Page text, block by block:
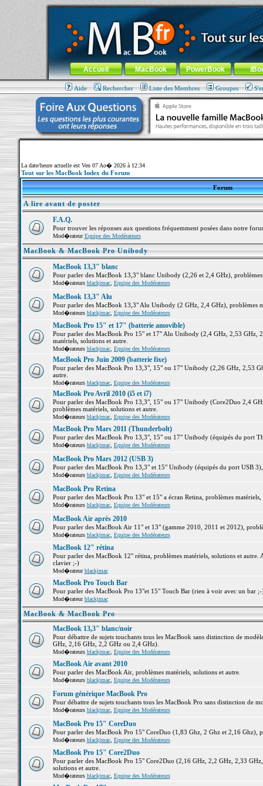
MacBook-fr.com : 100% Apple... 100% nomade !
Aller au contenu-Aller au menu général-Aller au menu de
Menu général
Accueil MacBook PowerBook
Aide Rechercher Liste des Membres Groupes
La date/heure actuelle est Ven 07 Ao� 2026 à 12:34
Tout sur les MacBook Index du Forum
Forum
A lire avant de poster
F.A.Q.
Pour trouver les réponses aux questions fréquemment posées dans notre
Mod�rateurEquipe des Modérateurs
MacBook & MacBook Pro Unibody
MacBook 13,3" blanc
Pour parler des MacBook 13,3" blanc Unibody (2,26 et 2,4 GHz),
Mod�rateurs blackjmac, Equipe des Modérateurs
MacBook 13,3" Alu
Pour parler des MacBook 13,3" Alu Unibody (2 GHz, 2,4 GHz), problèmes
Mod�rateurs blackjmac, Equipe des Modérateurs
MacBook Pro 15" et 17" (batterie amovible)
Pour parler des MacBook Pro 15" et 17" Alu Unibody (2,4 GHz, 2,53 GHz,
matériels, solutions et autre.
Mod�rateurs blackjmac, Equipe des Modérateurs
MacBook Pro Juin 2009 (batterie fixe)
Pour parler des MacBook Pro 13,3", 15" ou 17" Unibody (2,26 GHz, 2,53
autre.
Mod�rateurs blackjmac, Equipe des Modérateurs
MacBook Pro Avril 2010 (i5 et i7)
Pour parler des MacBook Pro 13,3", 15" ou 17" Unibody (Core2Duo 2,4
problèmes matériels, solutions et autre.
Mod�rateurs blackjmac, Equipe des Modérateurs
MacBook Pro Mars 2011 (Thunderbolt)
Pour parler des MacBook Pro 13,3", 15" ou 17" Unibody (équipés du port
Mod�rateurs blackjmac, Equipe des Modérateurs
MacBook Pro Mars 2012 (USB 3)
Pour parler des MacBook Pro 13,3" et 15" Unibody (équipés du port USB
Mod�rateurs blackjmac, Equipe des Modérateurs
MacBook Pro Retina
Pour parler des MacBook Pro 13" et 15" a écran Retina, problèmes matériels,
Mod�rateurs blackjmac, Equipe des Modérateurs
MacBook Air après 2010
Pour parler des MacBook Air 11" et 13" (gamme 2010, 2011 et 2012),
Mod�rateurs blackjmac, Equipe des Modérateurs
MacBook 12" rétina
Pour parler des MacBook 12" rétina, problèmes matériels, solutions et
clavier ;-)
Mod�rateurblackjmac
MacBook Pro Touch Bar
Pour parler des MacBook Pro 13"et 15" Touch Bar (rien à voir avec un bar
Mod�rateurblackjmac
MacBook & MacBook Pro
MacBook 13,3" blanc/noir
Pour débattre de sujets touchants tous les MacBook sans distinction de
GHz, 2,16 GHz, 2,2 GHz ou 2,4 GHz).
Mod�rateurs blackjmac, Equipe des Modérateurs
MacBook Air avant 2010
Pour parler des MacBook Air, problèmes matériels, solutions et autre.
Mod�rateurs blackjmac, Equipe des Modérateurs
Forum générique MacBook Pro
Pour débattre de sujets touchants tous les MacBook Pro sans distinction de
Mod�rateurs blackjmac, Equipe des Modérateurs
MacBook Pro 15" CoreDuo
Pour parler des MacBook Pro 15" CoreDuo (1,83 Ghz, 2 Ghz et 2,16 Ghz),
Mod�rateurs blackjmac, Equipe des Modérateurs
MacBook Pro 15" Core2Duo
Pour parler des MacBook Pro 15" Core2Duo (2,16 GHz, 2,2 GHz, 2,33
solutions et autre.
Mod�rateurs blackjmac, Equipe des Modérateurs